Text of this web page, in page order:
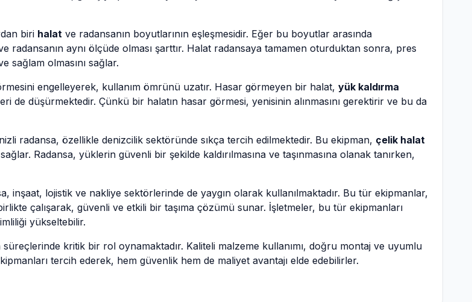
biri halat ve radansanın boyutlarının eşleşmesidir. Eğer bu boyutlar arasında
aynı ölçüde olması şarttır. Halat radansaya tamamen oturduktan sonra, pres
sağlam olmasını sağlar.
engelleyerek, kullanım ömrünü uzatır. Hasar görmeyen bir halat, yük kaldırma
de düşürmektedir. Çünkü bir halatın hasar görmesi, yenisinin alınmasını gerektirir ve bu da
radansa, özellikle denizcilik sektöründe sıkça tercih edilmektedir. Bu ekipman, çelik halat
Radansa, yüklerin güvenli bir şekilde kaldırılmasına ve taşınmasına olanak tanırken,
inşaat, lojistik ve nakliye sektörlerinde de yaygın olarak kullanılmaktadır. Bu tür ekipmanlar,
çalışarak, güvenli ve etkili bir taşıma çözümü sunar. İşletmeler, bu tür ekipmanları
yükseltebilir.
kritik bir rol oynamaktadır. Kaliteli malzeme kullanımı, doğru montaj ve uyumlu
tercih ederek, hem güvenlik hem de maliyet avantajı elde edebilirler.